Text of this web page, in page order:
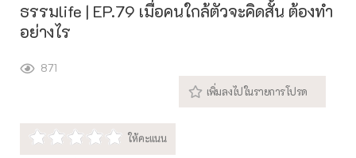
ธรรมlife | EP.79 เมื่อคนใกล้ตัวจะคิดสั้น ต้องทำ
อย่างไร
871